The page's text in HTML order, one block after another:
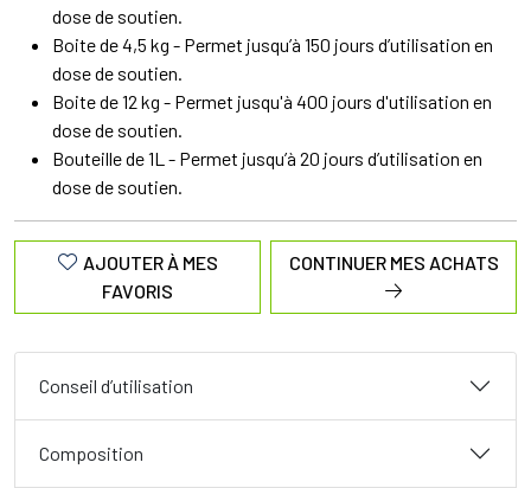
dose de soutien.
Boite de 4,5 kg - Permet jusqu’à 150 jours d’utilisation en
dose de soutien.
Boite de 12 kg - Permet jusqu'à 400 jours d'utilisation en
dose de soutien.
Bouteille de 1L - Permet jusqu’à 20 jours d’utilisation en
dose de soutien.
AJOUTER À MES
FAVORIS
CONTINUER MES ACHATS
Conseil d’utilisation
Composition